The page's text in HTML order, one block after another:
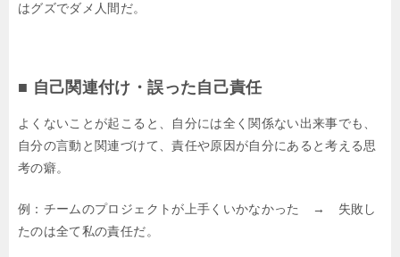
はグズでダメ人間だ。
■ 自己関連付け・誤った自己責任
よくないことが起こると、自分には全く関係ない出来事でも、
自分の言動と関連づけて、責任や原因が自分にあると考える思
考の癖。
例：チームのプロジェクトが上手くいかなかった → 失敗し
たのは全て私の責任だ。